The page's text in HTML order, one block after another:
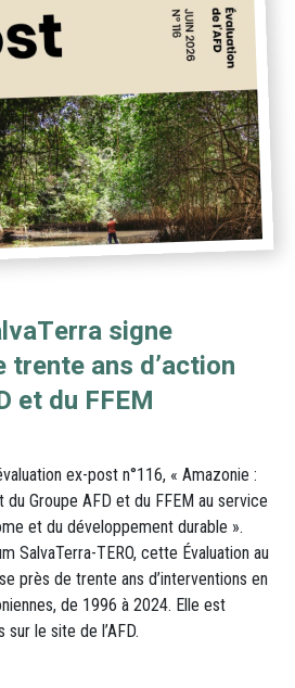
signe
trente ans d’action
et du FFEM
ex-post n°116, « Amazonie :
du Groupe AFD et du FFEM au service
et du développement durable ».
SalvaTerra-TERO, cette Évaluation au
près de trente ans d’interventions en
de 1996 à 2024. Elle est
le site de l’AFD.